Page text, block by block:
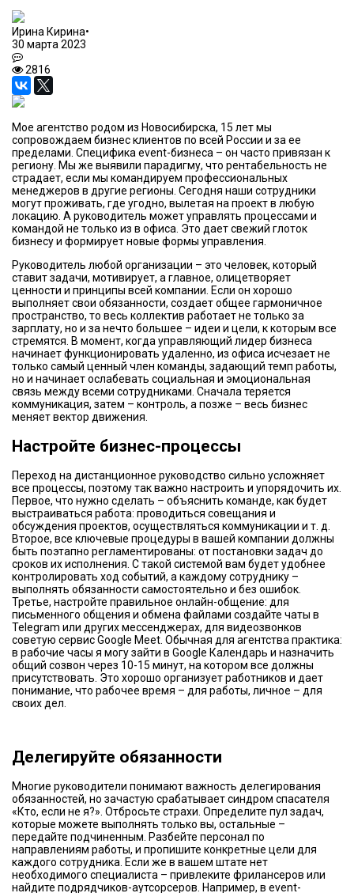
Ирина Кирина•
30 марта 2023
2816
Мое агентство родом из Новосибирска, 15 лет мы
сопровождаем бизнес клиентов по всей России и за ее
пределами. Специфика event-бизнеса – он часто привязан к
региону. Мы же выявили парадигму, что рентабельность не
страдает, если мы командируем профессиональных
менеджеров в другие регионы. Сегодня наши сотрудники
могут проживать, где угодно, вылетая на проект в любую
локацию. А руководитель может управлять процессами и
командой не только из в офиса. Это дает свежий глоток
бизнесу и формирует новые формы управления.
Руководитель любой организации – это человек, который
ставит задачи, мотивирует, а главное, олицетворяет
ценности и принципы всей компании. Если он хорошо
выполняет свои обязанности, создает общее гармоничное
пространство, то весь коллектив работает не только за
зарплату, но и за нечто большее – идеи и цели, к которым все
стремятся. В момент, когда управляющий лидер бизнеса
начинает функционировать удаленно, из офиса исчезает не
только самый ценный член команды, задающий темп работы,
но и начинает ослабевать социальная и эмоциональная
связь между всеми сотрудниками. Сначала теряется
коммуникация, затем – контроль, а позже – весь бизнес
меняет вектор движения.
Настройте бизнес-процессы
Переход на дистанционное руководство сильно усложняет
все процессы, поэтому так важно настроить и упорядочить их.
Первое, что нужно сделать – объяснить команде, как будет
выстраиваться работа: проводиться совещания и
обсуждения проектов, осуществляться коммуникации и т. д.
Второе, все ключевые процедуры в вашей компании должны
быть поэтапно регламентированы: от постановки задач до
сроков их исполнения. С такой системой вам будет удобнее
контролировать ход событий, а каждому сотруднику –
выполнять обязанности самостоятельно и без ошибок.
Третье, настройте правильное онлайн-общение: для
письменного общения и обмена файлами создайте чаты в
Telegram или других мессенджерах, для видеозвонков
советую сервис Google Meet. Обычная для агентства практика:
в рабочие часы я могу зайти в Google Календарь и назначить
общий созвон через 10-15 минут, на котором все должны
присутствовать. Это хорошо организует работников и дает
понимание, что рабочее время – для работы, личное – для
своих дел.
​Делегируйте обязанности
Многие руководители понимают важность делегирования
обязанностей, но зачастую срабатывает синдром спасателя
«Кто, если не я?». Отбросьте страхи. Определите пул задач,
которые можете выполнять только вы, остальные –
передайте подчиненным. Разбейте персонал по
направлениям работы, и пропишите конкретные цели для
каждого сотрудника. Если же в вашем штате нет
необходимого специалиста – привлеките фрилансеров или
найдите подрядчиков-аутсорсеров. Например, в event-